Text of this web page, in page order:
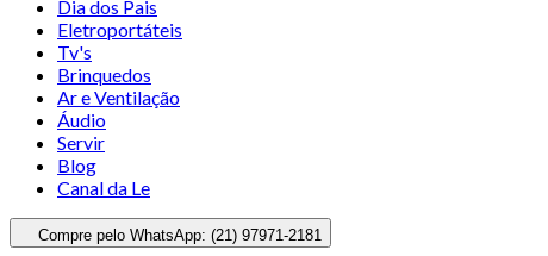
Dia dos Pais
Eletroportáteis
Tv's
Brinquedos
Ar e Ventilação
Áudio
Servir
Blog
Canal da Le
Compre pelo WhatsApp: (21) 97971-2181